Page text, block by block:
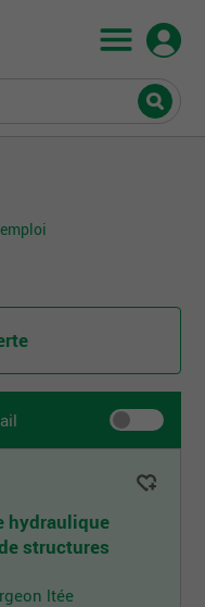
hydraulique
structures
ltée